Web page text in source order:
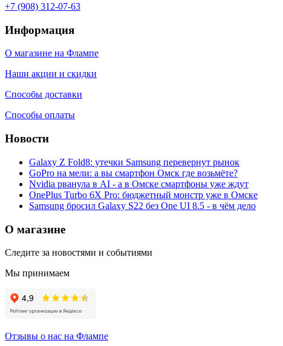
+7 (908) 312-07-63
Информация
О магазине на Флампе
Наши акции и скидки
Способы доставки
Способы оплаты
Новости
Galaxy Z Fold8: утечки Samsung перевернут рынок
GoPro на мели: а вы смартфон Омск где возьмёте?
Nvidia рванула в AI - а в Омске смартфоны уже ждут
OnePlus Turbo 6X Pro: бюджетный монстр уже в Омске
Samsung бросил Galaxy S22 без One UI 8.5 - в чём дело
О магазине
Следите за новостями и событиями
Мы принимаем
Отзывы о нас на Флампе